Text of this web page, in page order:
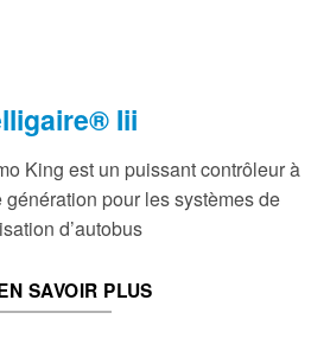
Iii
King est un puissant contrôleur à
pour les systèmes de
d’autobus
SAVOIR PLUS